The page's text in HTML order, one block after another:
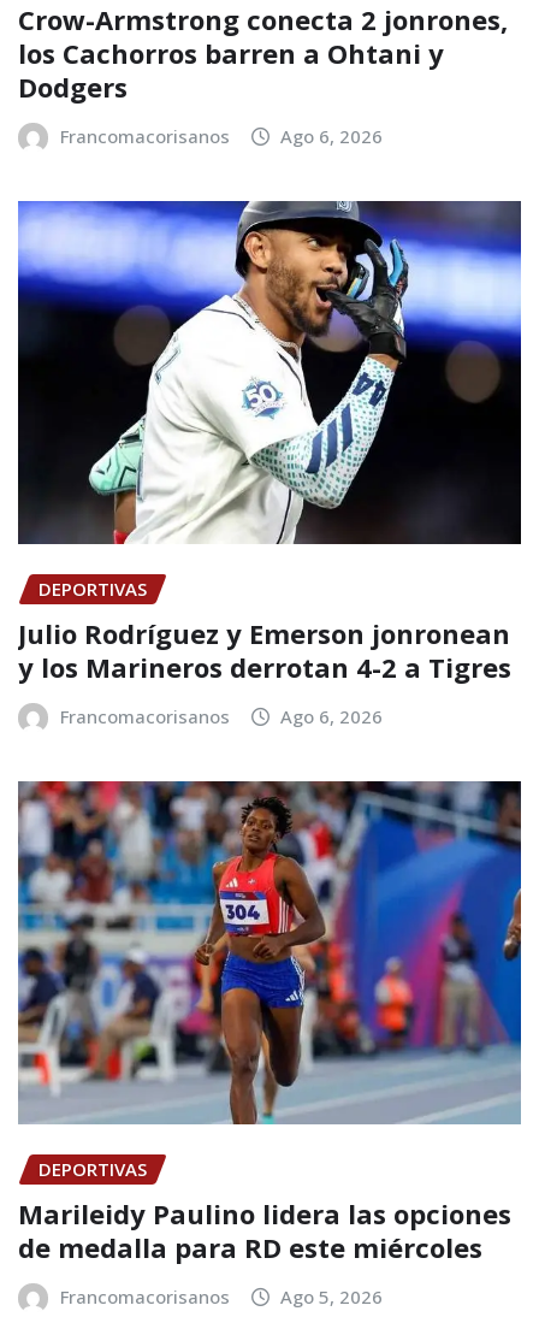
Crow-Armstrong conecta 2 jonrones,
los Cachorros barren a Ohtani y
Dodgers
Francomacorisanos Ago 6, 2026
DEPORTIVAS
Julio Rodríguez y Emerson jonronean
y los Marineros derrotan 4-2 a Tigres
Francomacorisanos Ago 6, 2026
DEPORTIVAS
Marileidy Paulino lidera las opciones
de medalla para RD este miércoles
Francomacorisanos Ago 5, 2026